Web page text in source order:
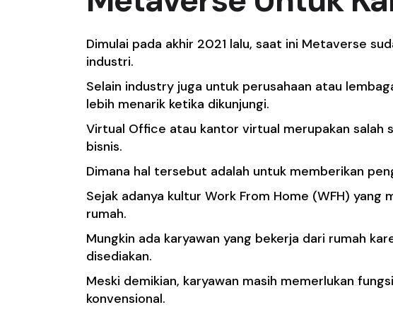
Dimulai pada akhir 2021 lalu, saat ini Metaverse
industri.
Selain industry juga untuk perusahaan atau
lebih menarik ketika dikunjungi.
Virtual Office atau kantor virtual merupakan
bisnis.
Dimana hal tersebut adalah untuk memberikan
Sejak adanya kultur Work From Home (WFH)
rumah.
Mungkin ada karyawan yang bekerja dari rumah
disediakan.
Meski demikian, karyawan masih memerlukan
konvensional.